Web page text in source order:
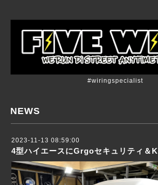
#wiringspecialist
NEWS
2023-11-13 08:59:00
4型ハイエースにGrgoセキュリティ＆